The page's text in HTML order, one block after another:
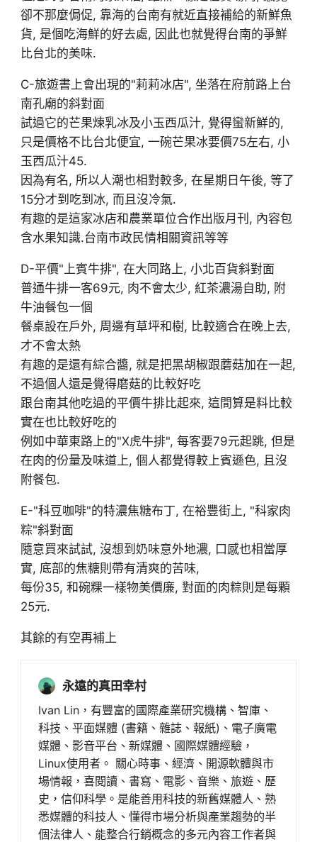
卻不那麼侷促, 靠海的台南有就近直接補給的新鮮魚
貨, 是個吃海鮮的好去處, 因此也就覺得台南的爭鮮
比台北的美味.
C-旅遊書上會出現的"莉莉冰店", 坐落在府前路上台
南孔廟的斜對面
試過它的芒果煉乳冰及小玉西瓜汁, 覺得蠻新鮮的,
只是價格不比台北便宜, 一碗芒果冰要價75左右, 小
玉西瓜汁45.
因為有名, 所以人潮也相對較多, 在星期日午後, 等了
15分才到吃到冰, 而且沒冷氣.
有趣的是這家冰店和農業單位合作出版月刊, 內容包
含水果知識.台南市政民情相關資訊等等
D-平價"上賓牛排", 在大同路上, 小北百貨斜對面
普通牛排一客69元, 肉不會太少, 紅茶濃湯自助, 附
牛油餐包一個
餐桌設在戶外, 周邊有草坪和樹, 比較適合在晚上去,
才不會太熱
有趣的是還有綜合醬, 就是把黑胡椒跟蘑菇加在一起,
不過個人還是覺得磨菇的比較好吃
跟台南其他吃過的平價牛排比起來, 這間算是料比較
實在也比較好吃的
例如中華東路上的"X虎牛排", 每客要79元起跳, 但是
在肉的份量及味道上, 個人都覺得較上賓遜色, 且沒
附餐包.
E-"科豆咖啡"的特濃焦糖布丁, 在裕豐街上, "科家肉
粽"斜對面
隨意買來試試, 沒想到奶味意外地濃, 口感也相當厚
實, 底部的焦糖則帶有清爽的苦味,
每份35, 和碗粿一樣物美價廉, 對面的肉粽則是每顆
25元.
其餘的有空再補上
永遠的真田幸村
Ivan Lin，有豐富的國際產業研究機構、智庫、
科技、平面媒體 (書籍、雜誌、報紙)、電子廣電
媒體、影音平台、新媒體、國際媒體經驗，
Linux使用者。 關心時事、經濟、開源軟體與市
場情報，喜閱讀、書寫、電影、音樂、旅遊、歷
史，信仰科學。是能善用科技的新舊媒體人、熟
悉媒體的科技人、懂得市場分析與產業趨勢的半
個法律人、能整合行銷概念的多元內容工作者與